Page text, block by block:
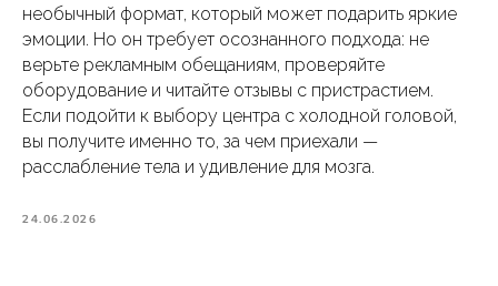
необычный формат, который может подарить яркие
эмоции. Но он требует осознанного подхода: не
верьте рекламным обещаниям, проверяйте
оборудование и читайте отзывы с пристрастием.
Если подойти к выбору центра с холодной головой,
вы получите именно то, за чем приехали —
расслабление тела и удивление для мозга.
24.06.2026